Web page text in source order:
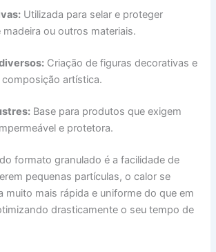
Utilizada para selar e proteger
madeira ou outros materiais.
Criação de figuras decorativas e
artística.
Base para produtos que exigem
e protetora.
formato granulado é a facilidade de
pequenas partículas, o calor se
muito mais rápida e uniforme do que em
drasticamente o seu tempo de